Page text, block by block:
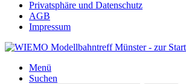
Privatsphäre und Datenschutz
AGB
Impressum
Menü
Suchen